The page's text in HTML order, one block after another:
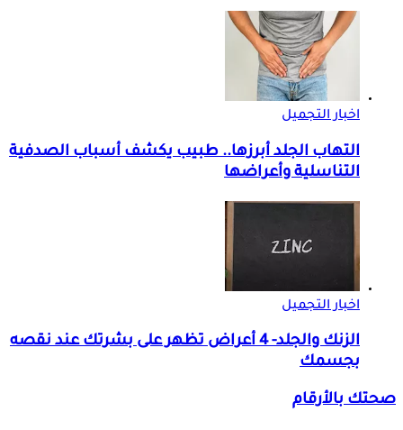
اخبار التجميل
التهاب الجلد أبرزها.. طبيب يكشف أسباب الصدفية
التناسلية وأعراضها
اخبار التجميل
الزنك والجلد- 4 أعراض تظهر على بشرتك عند نقصه
بجسمك
صحتك بالأرقام